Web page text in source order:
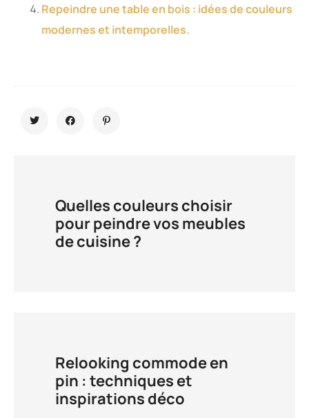
Repeindre une table en bois : idées de couleurs
modernes et intemporelles.
Quelles couleurs choisir
pour peindre vos meubles
de cuisine ?
Relooking commode en
pin : techniques et
inspirations déco